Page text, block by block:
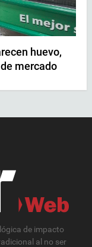
huevo,
mercado
de impacto
al no ser